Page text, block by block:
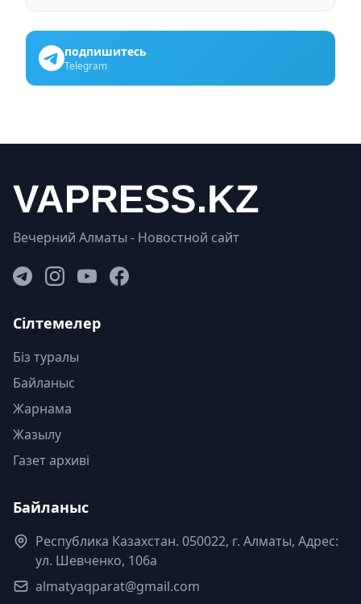
подпишитесь
Telegram
Вечерний Алматы - Новостной сайт
Сілтемелер
Біз туралы
Байланыс
Жарнама
Жазылу
Газет архиві
Байланыс
Республика Казахстан. 050022, г. Алматы, Адрес:
ул. Шевченко, 106а
almatyaqparat@gmail.com